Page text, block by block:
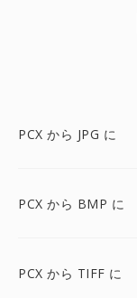
PCX から JPG に
PCX から BMP に
PCX から TIFF に